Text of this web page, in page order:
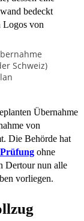
Schweiz)
Übernahme
von
Die Behörde hat
ohne
Dertour nun alle
vorliegen.